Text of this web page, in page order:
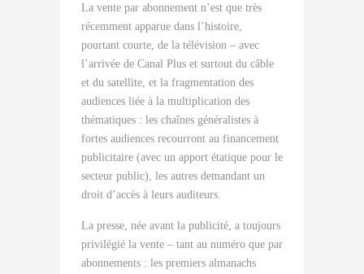
La vente par abonnement n’est que très
récemment apparue dans l’histoire,
pourtant courte, de la télévision – avec
l’arrivée de Canal Plus et surtout du câble
et du satellite, et la fragmentation des
audiences liée à la multiplication des
thématiques : les chaînes généralistes à
fortes audiences recourront au financement
publicitaire (avec un apport étatique pour le
secteur public), les autres demandant un
droit d’accès à leurs auditeurs.
La presse, née avant la publicité, a toujours
privilégié la vente – tant au numéro que par
abonnements : les premiers almanachs